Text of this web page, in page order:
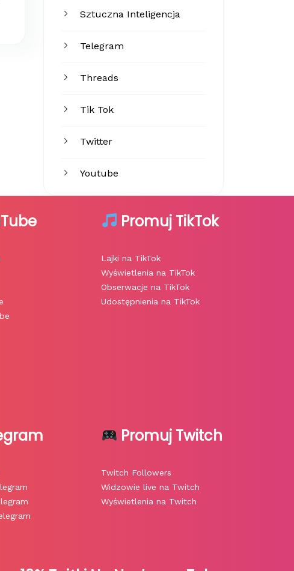
Sztuczna Inteligencja
Telegram
Threads
Tik Tok
Twitter
Youtube
Promuj TikTok
Lajki na TikTok
Wyświetlenia na TikTok
Obserwacje na TikTok
Udostępnienia na TikTok
Promuj Twitch
Twitch Followers
Widzowie live na Twitch
Wyświetlenia na Twitch